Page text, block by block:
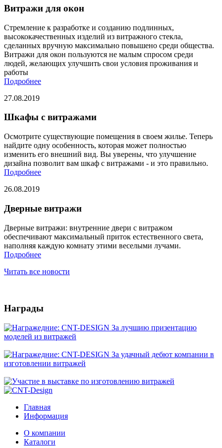
Витражи для окон
Стремление к разработке и созданию подлинных,
высококачественных изделий из витражного стекла,
сделанных вручную максимально повышено среди общества.
Витражи для окон пользуются не малым спросом среди
людей, желающих улучшить свои условия проживания и
работы
Подробнее
27.08.2019
Шкафы с витражами
Осмотрите существующие помещения в своем жилье. Теперь
найдите одну особенность, которая может полностью
изменить его внешний вид. Вы уверены, что улучшение
дизайна позволит вам шкаф с витражами - и это правильно.
Подробнее
26.08.2019
Дверные витражи
Дверные витражи: внутренние двери с витражом
обеспечивают максимальный приток естественного света,
наполняя каждую комнату этими веселыми лучами.
Подробнее
Читать все новости
Награды
Главная
Информация
О компании
Каталоги